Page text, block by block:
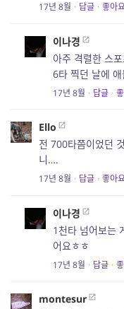
17년 8월 · 답글 · 좋아
이나경
아주 격렬한 스
6타 찍던 날에
17년 8월 · 답글 ·
Ello
전 700타쯤이었던
니….
17년 8월 · 답글 · 좋아
이나경
1천타 넘어보는
어요ㅎㅎ
17년 8월 · 답글 ·
montesur